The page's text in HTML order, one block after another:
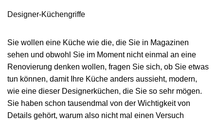
Designer-Küchengriffe
Sie wollen eine Küche wie die, die Sie in Magazinen
sehen und obwohl Sie im Moment nicht einmal an eine
Renovierung denken wollen, fragen Sie sich, ob Sie etwas
tun können, damit Ihre Küche anders aussieht, modern,
wie eine dieser Designerküchen, die Sie so sehr mögen.
Sie haben schon tausendmal von der Wichtigkeit von
Details gehört, warum also nicht mal einen Versuch